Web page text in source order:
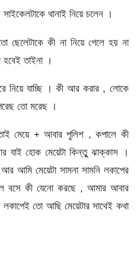
থানাই নিয়ে চলেন ।
কী না নিয়ে গেলে হয় না
তাইনা ।
নিয়ে যাচ্ছি । কী আর করার , লোকে
তো মরেছ ।
মেয়ে + আবার পুলিশ , কপালে কী
হোক মেয়েটা কিন্তুু ঝাক্কাস ।
আমি মেয়েটা সামনা সামনি লকাপের
বসে কী যেনো করছে , আমার আবার
তো আছি মেয়েটার সাথেই কথা